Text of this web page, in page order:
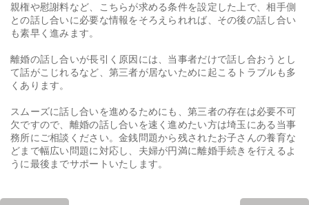
親権や慰謝料など、こちらが求める条件を設定した上で、相手側
との話し合いに必要な情報をそろえられれば、その後の話し合い
も素早く進みます。
離婚の話し合いが長引く原因には、当事者だけで話し合おうとし
て話がこじれるなど、第三者が居ないために起こるトラブルも多
くあります。
スムーズに話し合いを進めるためにも、第三者の存在は必要不可
欠ですので、離婚の話し合いを速く進めたい方は埼玉にある当事
務所にご相談ください。金銭問題から残されたお子さんの養育な
どまで幅広い問題に対応し、夫婦が円満に離婚手続きを行えるよ
うに最後までサポートいたします。